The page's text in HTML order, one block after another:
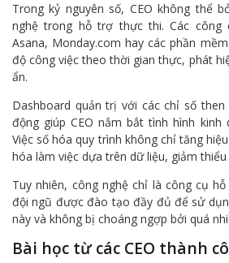
Trong kỷ nguyên số, CEO không thể
nghệ trong hỗ trợ thực thi. Các
Asana, Monday.com hay các phần
độ công việc theo thời gian thực, phát
ẩn.
Dashboard quản trị với các chỉ số
động giúp CEO nắm bắt tình hình kinh
Việc số hóa quy trình không chỉ tăng
hóa làm việc dựa trên dữ liệu, giảm
Tuy nhiên, công nghệ chỉ là công cụ
đội ngũ được đào tạo đầy đủ để sử
này và không bị choáng ngợp bởi quá
Bài học từ các CEO thành